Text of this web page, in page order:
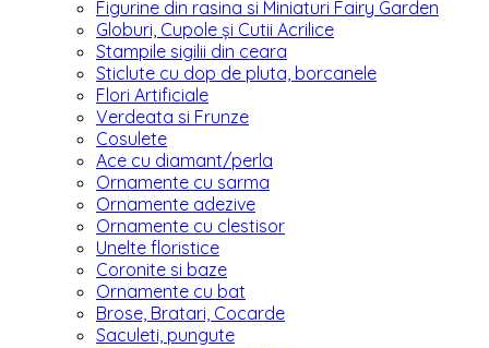
Figurine din rasina si Miniaturi Fairy Garden
Globuri, Cupole și Cutii Acrilice
Stampile sigilii din ceara
Sticlute cu dop de pluta, borcanele
Flori Artificiale
Verdeata si Frunze
Cosulete
Ace cu diamant/perla
Ornamente cu sarma
Ornamente adezive
Ornamente cu clestisor
Unelte floristice
Coronite si baze
Ornamente cu bat
Brose, Bratari, Cocarde
Saculeti, pungute